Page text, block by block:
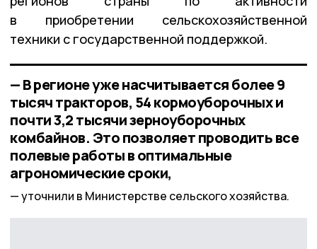
в приобретении сельскохозяйственной
техники с государственной поддержкой.
— В регионе уже насчитывается более 9
тысяч тракторов, 54 кормоуборочных и
почти 3,2 тысячи зерноуборочных
комбайнов. Это позволяет проводить все
полевые работы в оптимальные
агрономические сроки,
уточнили в Министерстве сельского хозяйства.